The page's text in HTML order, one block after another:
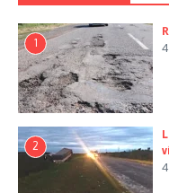
1
2